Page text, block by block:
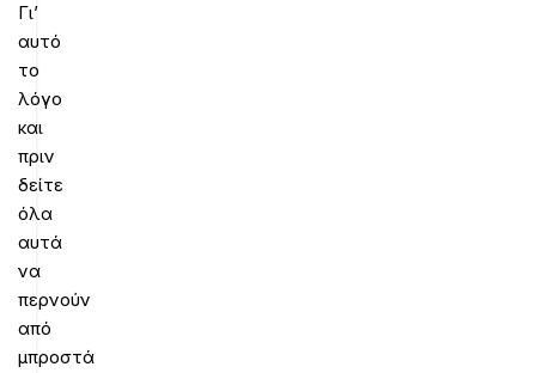
Γι’
αυτό
το
λόγο
και
πριν
δείτε
όλα
αυτά
να
περνούν
από
μπροστά